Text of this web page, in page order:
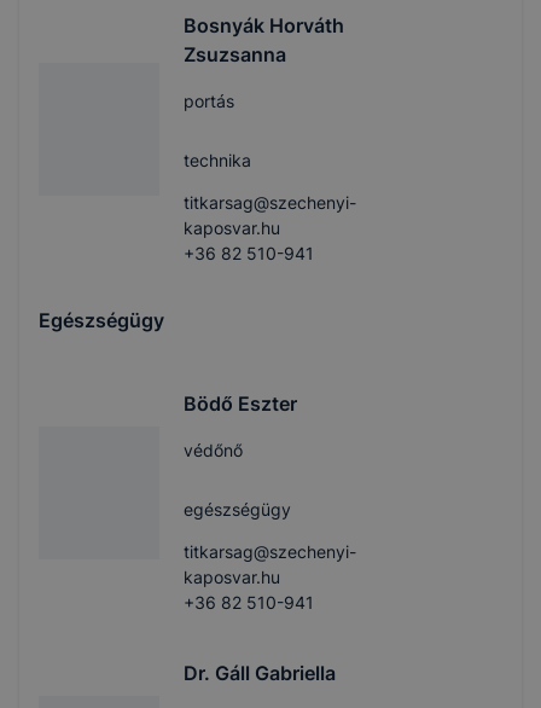
Bosnyák Horváth
Zsuzsanna
portás
technika
titkarsag@szechenyi-
kaposvar.hu
+36 82 510-941
Egészségügy
Bödő Eszter
védőnő
egészségügy
titkarsag@szechenyi-
kaposvar.hu
+36 82 510-941
Dr. Gáll Gabriella